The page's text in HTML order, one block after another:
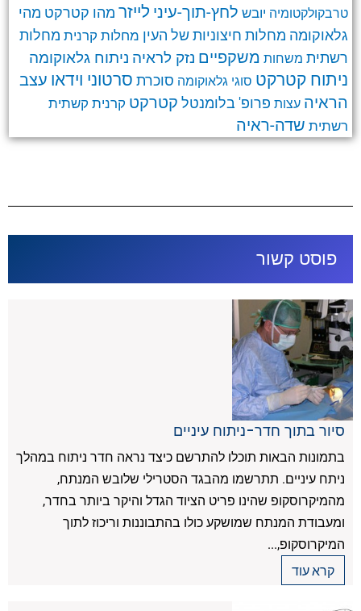
טרבקולקטומיה יובש לחץ-תוך-עיני לייזר מהו קטרקט מהי
גלאוקומה מחלות חיצוניות של העין מחלות קרנית מחלות
רשתית משחות משקפיים נזק לראיה ניתוח גלאוקומה
ניתוח קטרקט סוגי גלאוקומה סוכרת סרטוני וידאו עצב
הראיה עצות פרופ' בלומנטל קטרקט קרנית קשתית
רשתית שדה-ראיה
פוסט קשור
סיור בתוך חדר-ניתוח עיניים
בתמונות הבאות תוכלו להתרשם כיצד נראה חדר ניתוח במהלך
ניתח עיניים. תתרשמו מהבגד הסטרילי שלובש המנתח,
מהמיקרוסקופ שהינו פריט הציוד הגדל והיקר ביותר בחדר,
ומעבודת המנתח שמושקע כולו בהתבוננות וריכוז לתוך
המיקרוסקופ,...
קרא עוד